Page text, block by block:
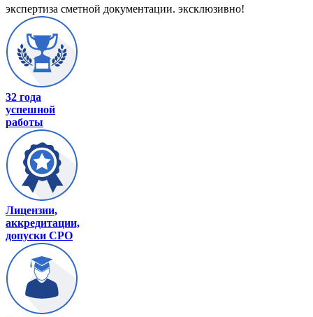
экспертиза сметной документации. эксклюзивно!
32 года
успешной
работы
Лицензии,
аккредитации,
допуски СРО